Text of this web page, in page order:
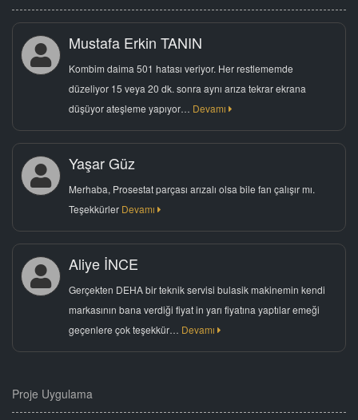
Mustafa Erkin TANIN
Kombim daima 501 hatası veriyor. Her restlememde
düzeliyor 15 veya 20 dk. sonra aynı arıza tekrar ekrana
düşüyor ateşleme yapıyor… Devamı
Yaşar Güz
Merhaba, Prosestat parçası arızalı olsa bile fan çalışır mı.
Teşekkürler Devamı
Aliye İNCE
Gerçekten DEHA bir teknik servisi bulasik makinemin kendi
markasının bana verdiği fiyat in yarı fiyatına yaptılar emeği
geçenlere çok teşekkür… Devamı
Proje Uygulama